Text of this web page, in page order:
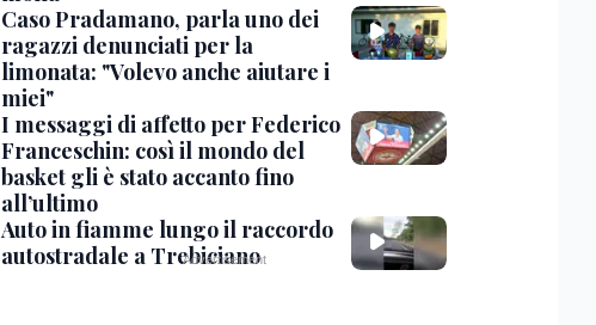
Caso Pradamano, parla uno dei
ragazzi denunciati per la
limonata: "Volevo anche aiutare i
miei"
I messaggi di affetto per Federico
Franceschin: così il mondo del
basket gli è stato accanto fino
all’ultimo
Auto in fiamme lungo il raccordo
autostradale a Trebiciano